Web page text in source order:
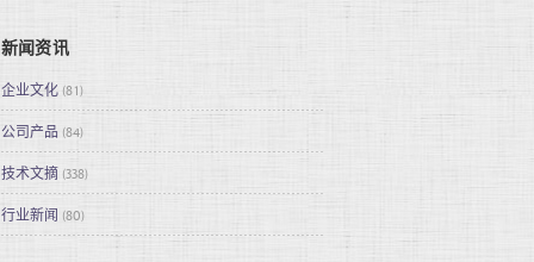
新闻资讯
企业文化(81)
公司产品 (84)
技术文摘 (338)
行业新闻 (80)